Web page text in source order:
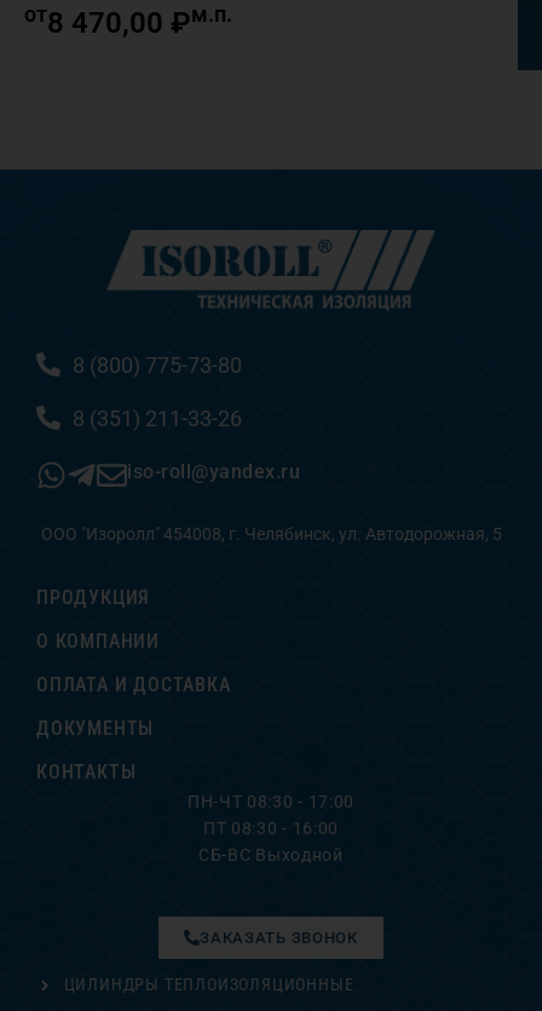
от8 470,00 ₽м.п.
8 (800) 775-73-80
8 (351) 211-33-26
iso-roll@yandex.ru
ООО "Изоролл" 454008, г. Челябинск, ул. Автодорожная, 5
ПРОДУКЦИЯ
О КОМПАНИИ
ОПЛАТА И ДОСТАВКА
ДОКУМЕНТЫ
КОНТАКТЫ
ПН-ЧТ 08:30 - 17:00
ПТ 08:30 - 16:00
СБ-ВС Выходной
ЦИЛИНДРЫ ТЕПЛОИЗОЛЯЦИОННЫЕ
ЗАКАЗАТЬ ЗВОНОК